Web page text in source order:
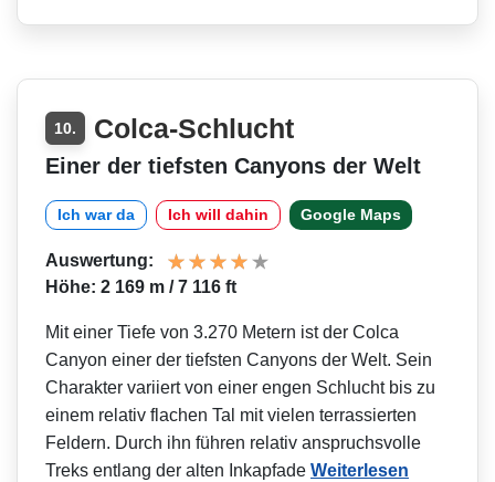
10. Colca-Schlucht
Einer der tiefsten Canyons der Welt
Ich war da Ich will dahin Google Maps
Auswertung:
Höhe: 2 169 m / 7 116 ft
Mit einer Tiefe von 3.270 Metern ist der Colca
Canyon einer der tiefsten Canyons der Welt. Sein
Charakter variiert von einer engen Schlucht bis zu
einem relativ flachen Tal mit vielen terrassierten
Feldern. Durch ihn führen relativ anspruchsvolle
Treks entlang der alten Inkapfade Weiterlesen